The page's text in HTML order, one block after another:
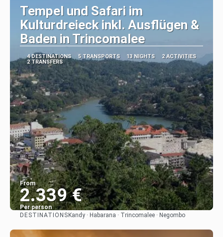
Tempel und Safari im
Kulturdreieck inkl. Ausflügen &
Baden in Trincomalee
4 DESTINATIONS 5 TRANSPORTS 13 NIGHTS
2 ACTIVITIES
2 TRANSFERS
From
2.339 €
Per person
DESTINATIONS Kandy · Habarana · Trincomalee · Negombo